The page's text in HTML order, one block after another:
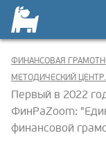
ФИНАНСОВАЯ
МЕТОДИЧЕСКИЙ ЦЕНТР.
Первый в 2022
ФинРаZoom:
финансовой